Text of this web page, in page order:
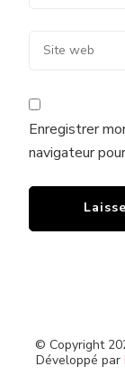
Enregistrer
navigateur
© Copyright
Développé par